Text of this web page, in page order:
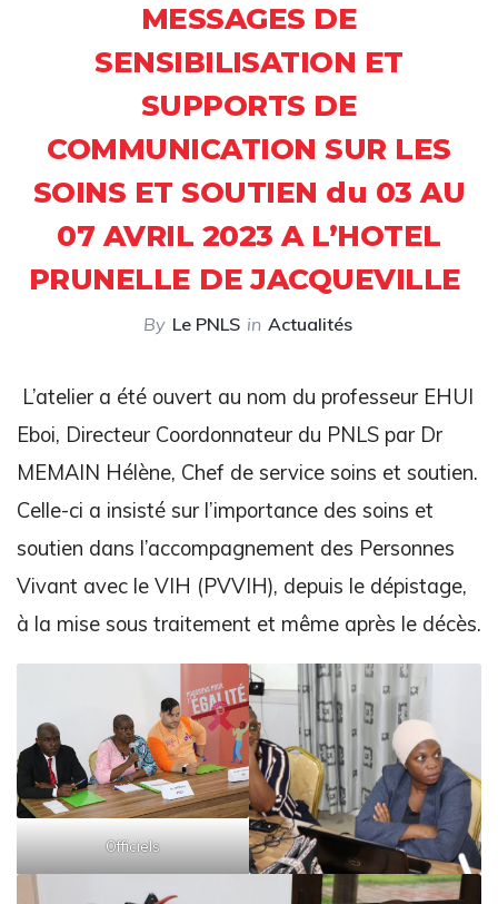
MESSAGES DE
SENSIBILISATION ET
SUPPORTS DE
COMMUNICATION SUR LES
SOINS ET SOUTIEN du 03 AU
07 AVRIL 2023 A L’HOTEL
PRUNELLE DE JACQUEVILLE
By Le PNLS in Actualités
L’atelier a été ouvert au nom du professeur EHUI
Eboi, Directeur Coordonnateur du PNLS par Dr
MEMAIN Hélène, Chef de service soins et soutien.
Celle-ci a insisté sur l’importance des soins et
soutien dans l’accompagnement des Personnes
Vivant avec le VIH (PVVIH), depuis le dépistage,
à la mise sous traitement et même après le décès.
Officiels